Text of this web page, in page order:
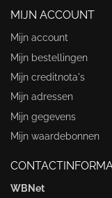
MIJN ACCOUNT
Mijn account
Mijn bestellingen
Mijn creditnota's
Mijn adressen
Mijn gegevens
Mijn waardebonnen
WBNet